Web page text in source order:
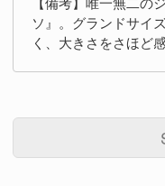
【備考】唯一無二の
ソ』。グランドサイ
く、大きさをさほど